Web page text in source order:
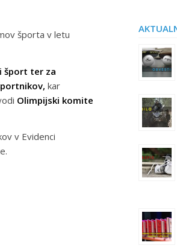
športa v letu
šport ter za
kar
Olimpijski komite
v Evidenci